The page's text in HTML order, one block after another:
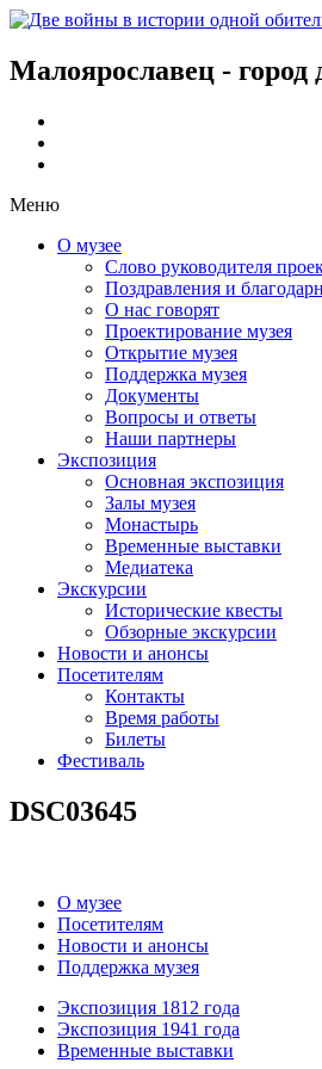
Малоярославец - город
Меню
О музее
Слово руководителя
Поздравления и
О нас говорят
Проектирование музея
Открытие музея
Поддержка музея
Документы
Вопросы и ответы
Наши партнеры
Экспозиция
Основная экспозиция
Залы музея
Монастырь
Временные выставки
Медиатека
Экскурсии
Исторические квесты
Обзорные экскурсии
Новости и анонсы
Посетителям
Контакты
Время работы
Билеты
Фестиваль
DSC03645
О музее
Посетителям
Новости и анонсы
Поддержка музея
Экспозиция 1812 года
Экспозиция 1941 года
Временные выставки